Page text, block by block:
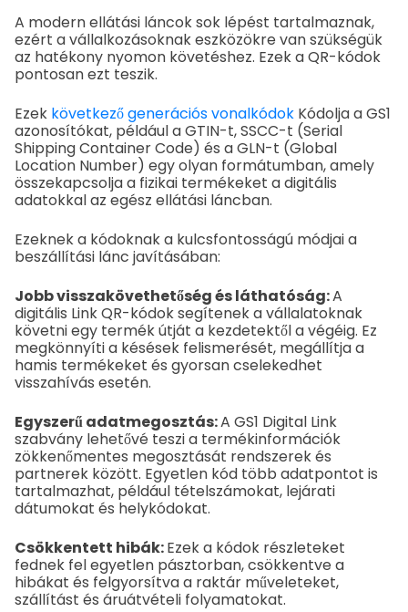
A modern ellátási láncok sok lépést tartalmaznak,
ezért a vállalkozásoknak eszközökre van szükségük
az hatékony nyomon követéshez. Ezek a QR-kódok
pontosan ezt teszik.
Ezek következő generációs vonalkódok Kódolja a GS1
azonosítókat, például a GTIN-t, SSCC-t (Serial
Shipping Container Code) és a GLN-t (Global
Location Number) egy olyan formátumban, amely
összekapcsolja a fizikai termékeket a digitális
adatokkal az egész ellátási láncban.
Ezeknek a kódoknak a kulcsfontosságú módjai a
beszállítási lánc javításában:
Jobb visszakövethetőség és láthatóság:A
digitális Link QR-kódok segítenek a vállalatoknak
követni egy termék útját a kezdetektől a végéig. Ez
megkönnyíti a késések felismerését, megállítja a
hamis termékeket és gyorsan cselekedhet
visszahívás esetén.
Egyszerű adatmegosztás:A GS1 Digital Link
szabvány lehetővé teszi a termékinformációk
zökkenőmentes megosztását rendszerek és
partnerek között. Egyetlen kód több adatpontot is
tartalmazhat, például tételszámokat, lejárati
dátumokat és helykódokat.
Csökkentett hibák:Ezek a kódok részleteket
fednek fel egyetlen pásztorban, csökkentve a
hibákat és felgyorsítva a raktár műveleteket,
szállítást és áruátvételi folyamatokat.